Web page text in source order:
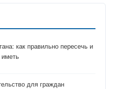
как правильно пересечь и
для граждан